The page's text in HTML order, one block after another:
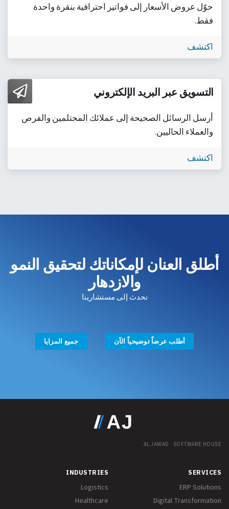
حوّل عروض الأسعار إلى فواتير احترافية بنقرة واحدة
فقط.
اكتشف
التسويق عبر البريد الإلكتروني
أرسل الرسائل الصحيحة إلى عملائك المحتلمين والفرص
والعملاء الحاليين.
اكتشف
أطلق العنان لإمكاناتك لتحقيق النمو
والازدهار
تحدث إلى مستشارينا
أطلب عرضاً توضيحياً الآن جميع المزايا
AL JAWAD · SOFTWARE HOUSE
SERVICES
ERP Solutions
Digital Transformation
INDUSTRIES
Logistics
Healthcare